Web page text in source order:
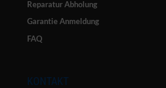
Reparatur Abholung
Garantie Anmeldung
FAQ
KONTAKT